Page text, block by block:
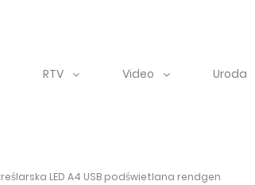
RTV Video Uroda
LED A4 USB podświetlana rendgen